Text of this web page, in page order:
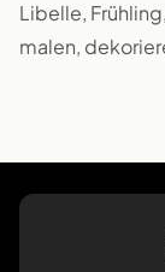
Libelle,
malen,